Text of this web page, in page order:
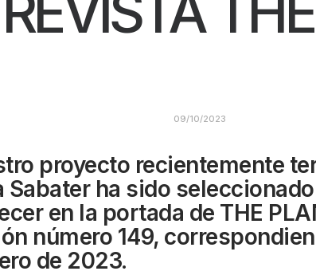
09/10/2023
proyecto recientemente
Sabater ha sido
en la portada de THE
número 149,
de 2023.